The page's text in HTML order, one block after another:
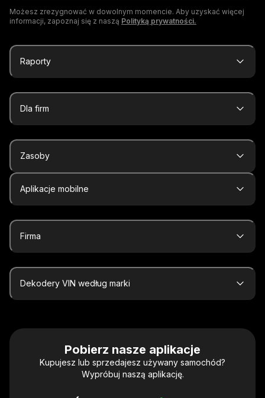
Możesz zrezygnować w dowolnym momencie. Aby uzyskać więcej
informacji, zapoznaj się z naszą Polityką prywatności.
Raporty
Dla firm
Zasoby
Aplikacje mobilne
Firma
Dekodery VIN według marki
Pobierz nasze aplikacje
Kupujesz lub sprzedajesz używany samochód?
Wypróbuj naszą aplikację.